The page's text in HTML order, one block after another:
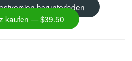
herunterladen
kaufen — $39.50